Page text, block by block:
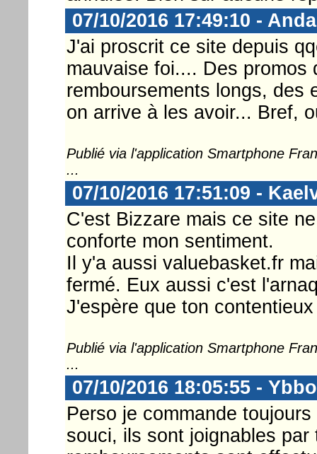
07/10/2016 17:49:10 -
J'ai proscrit ce site depuis
mauvaise foi.... Des promos
remboursements longs, des
on arrive à les avoir... Bref,
Publié via l'application Smartphone
...
07/10/2016 17:51:09 -
C'est Bizzare mais ce site
conforte mon sentiment.
Il y'a aussi valuebasket.fr
fermé. Eux aussi c'est
J'espère que ton
Publié via l'application Smartphone
...
07/10/2016 18:05:55 -
Perso je commande
souci, ils sont joignables